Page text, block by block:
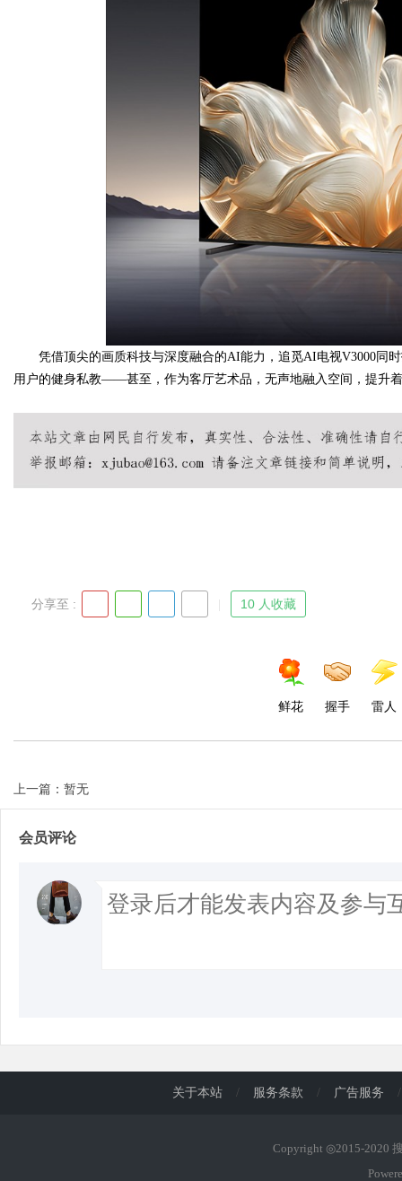
凭借顶尖的画质科技与深度融合的AI能力，追觅AI电视V3000同
用户的健身私教——甚至，作为客厅艺术品，无声地融入空间，提升
分享至 : 10 人收藏
鲜花 握手 雷人
上一篇：暂无
会员评论
关于本站 / 服务条款 / 广告服务 /
Copyright ◎2015-2020